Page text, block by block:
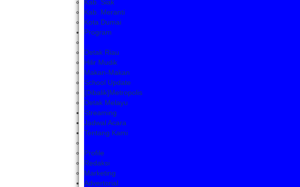
Kab. Siak
Kab. Meranti
Kota Dumai
Program
Detak Riau
Hilir Mudik
Makan-Makan
School Update
[Dibalik]Metropolis
Detak Melayu
Streaming
Jadwal Acara
Tentang Kami
Profile
Redaksi
Marketing
Advertorial